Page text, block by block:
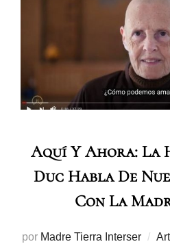
Aquí Y Ahora: La
Duc Habla De
Con La
por Madre Tierra Interser